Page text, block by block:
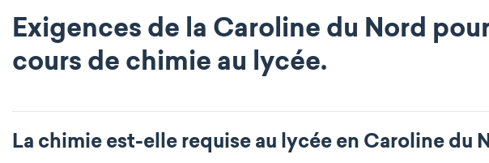
Exigences de la Caroline du Nord
cours de chimie au lycée.
La chimie est-elle requise au lycée en Caroline du